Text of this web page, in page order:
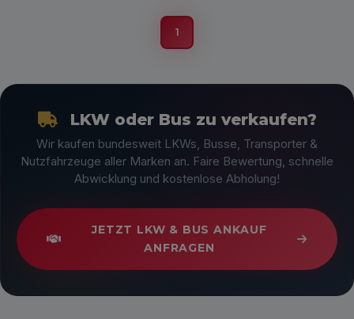
1
LKW oder Bus zu verkaufen?
Wir kaufen bundesweit LKWs, Busse, Transporter &
Nutzfahrzeuge aller Marken an. Faire Bewertung, schnelle
Abwicklung und kostenlose Abholung!
JETZT LKW & BUS ANKAUF
ANFRAGEN